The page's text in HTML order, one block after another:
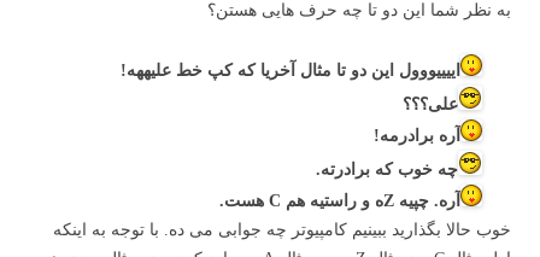
به نظر شما این دو تا چه حرف هایی هستن؟
اییییووول این دو تا مثال آخریا که کپ خط علیههه!
علی؟؟؟
آره برادرمه!
چه خوب که برادرته.
آره. چپیه Zه و راستیه هم C هست.
خوب حالا بگذارید ببینیم کامپیوتر چه جوابی می ده. با توجه به اینکه